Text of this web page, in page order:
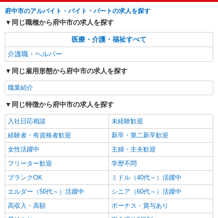
登録ヘルパー
時給：1,270円 ーーーーーーー 【資格取得
後】 時給1,720円〜 ＊日曜祝日：時給2,020円〜
ーーーーーーー
東京都府中市武蔵台3-27-4 カサヴェール武蔵
台1階
キープ
府中市のアルバイト・バイト・パートの求人を探す
同じ職種から府中市の求人を探す
医療・介護・福祉すべて
介護職・ヘルパー
同じ雇用形態から府中市の求人を探す
職業紹介
同じ特徴から府中市の求人を探す
入社日応相談
未経験歓迎
経験者・有資格者歓迎
新卒・第二新卒歓迎
女性活躍中
主婦・主夫歓迎
フリーター歓迎
学歴不問
ブランクOK
ミドル（40代～）活躍中
エルダー（50代～）活躍中
シニア（60代～）活躍中
高収入・高額
ボーナス・賞与あり